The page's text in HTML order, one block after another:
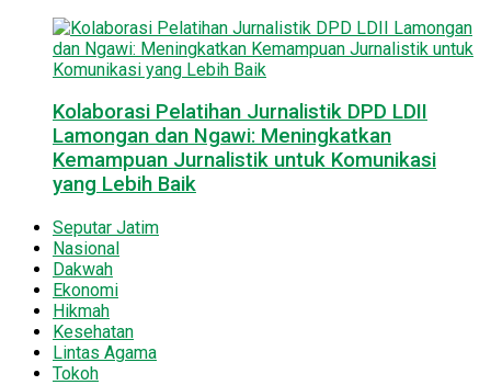
Kolaborasi Pelatihan Jurnalistik DPD LDII
Lamongan dan Ngawi: Meningkatkan
Kemampuan Jurnalistik untuk Komunikasi
yang Lebih Baik
Seputar Jatim
Nasional
Dakwah
Ekonomi
Hikmah
Kesehatan
Lintas Agama
Tokoh